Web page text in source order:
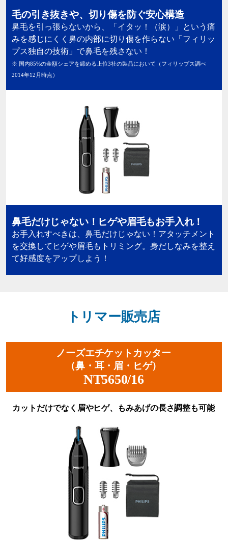
毛の引き抜きや、切り傷を防ぐ安心構造
鼻毛を引っ張らないから、「イタッ！（涙）」という痛
みを感じにくく鼻の内部に切り傷を作らない「フィリッ
プス独自の技術」で鼻毛を残さない！
※ 国内85%の金額シェアを締める上位3社の製品において（フィリップス調べ
2014年12月時点）
鼻毛だけじゃない！ヒゲや眉毛もお手入れ！
お手入れすべきは、鼻毛だけじゃない！アタッチメント
を交換してヒゲや眉毛もトリミング。身だしなみを整え
て好感度をアップしよう！
トリマー販売店
ノーズエチケットカッター
（鼻・耳・眉・ヒゲ）
NT5650/16
カットだけでなく眉やヒゲ、もみあげの長さ調整も可能